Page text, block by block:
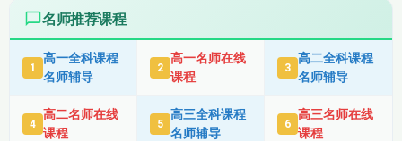
名师推荐课程
1
高一全科课程
名师辅导
2
高一名师在线
课程
3
高二全科课程
名师辅导
4
高二名师在线
课程
5
高三全科课程
名师辅导
6
高三名师在线
课程